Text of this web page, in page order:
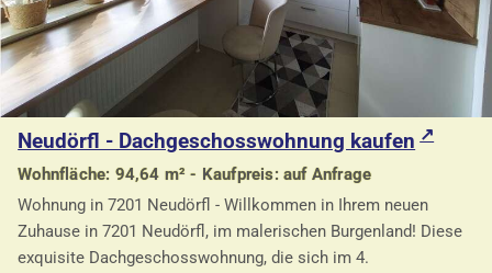
Neudörfl - Dachgeschosswohnung kaufen
Wohnfläche: 94,64 m² - Kaufpreis: auf Anfrage
Wohnung in 7201 Neudörfl - Willkommen in Ihrem neuen
Zuhause in 7201 Neudörfl, im malerischen Burgenland! Diese
exquisite Dachgeschosswohnung, die sich im 4.